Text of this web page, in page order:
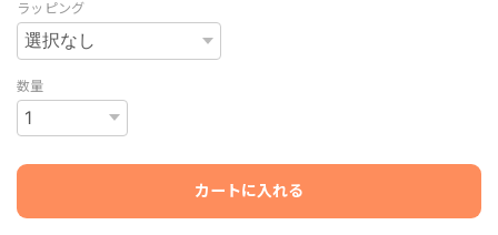
ラッピング
数量
カートに入れる